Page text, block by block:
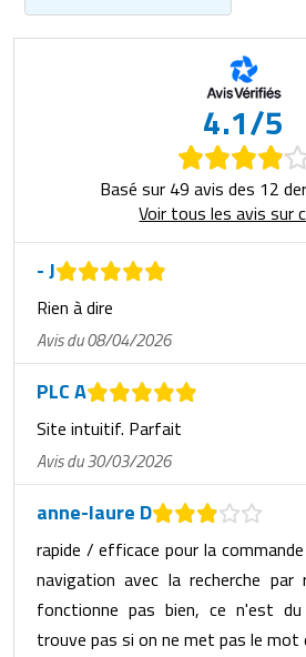
4.1/5
Basé sur 49 avis des 12
Voir tous les avis sur
- J
Rien à dire
Avis du 08/04/2026
PLC A
Site intuitif. Parfait
Avis du 30/03/2026
anne-laure D
rapide / efficace pour la
navigation avec la recherche
fonctionne pas bien, ce n'est
trouve pas si on ne met pas le mot